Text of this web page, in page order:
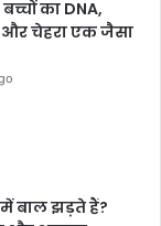
का DNA,
और चेहरा एक जैसा
बाल झड़ते हैं?